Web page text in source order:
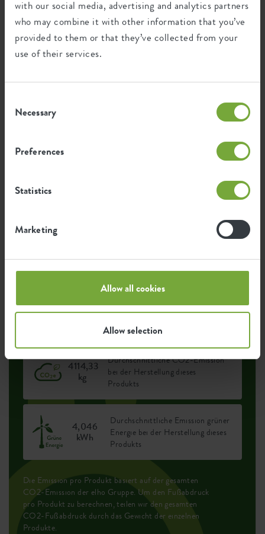
with our social media, advertising and analytics partners
who may combine it with other information that you’ve
provided to them or that they’ve collected from your
use of their services.
Selection
Necessary
Preferences
Statistics
Marketing
Allow all cookies
Allow selection
Wiederverwertung
Dieses Produkt besteht zu 0% aus Post-
Garantie
Jahre
4114,33
kg
Durchschnittliche CO2-Emission
bei der Herstellung dieses
Produkts
4,046
kWh
Durchschnittliche Emission grüner
Energie bei der Herstellung dieses
Produkts
Die Emission pro Produkt basiert auf der gesamten
CO2-Emission der elho Gruppe. Um den Fußabdruck
pro Produkt zu berechnen, teilen wir den gesamten
CO2-Fußabdruck durch das Gewicht der einzelnen
Produkte.